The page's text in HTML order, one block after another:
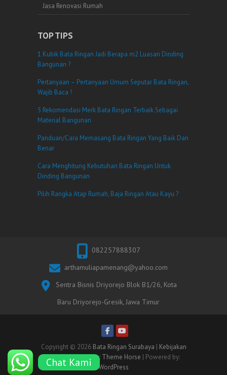
Jasa Renovasi Rumah
TOP TIPS
1 Kubik Bata Ringan Jadi Berapa m2 Luasan Dinding
Bangunan ?
Pertanyaan – Pertanyaan Umum Seputar Bata Ringan,
Wajib Baca !
5 Rekomendasi Merk Bata Ringan Terbaik Sebagai
Material Bangunan
Panduan/Cara Memasang Bata Ringan Yang Baik Dan
Benar
Cara Menghitung Kebutuhan Bata Ringan Untuk
Dinding Bangunan
Pilih Rangka Atap Rumah, Baja Ringan Atau Kayu ?
082257888307
arthamuliapamenang@yahoo.com
Sentra Bisnis Driyorejo Blok B1/26, Kota
Baru Driyorejo-Gresik, Jawa Timur
Copyright © 2026 Bata Ringan Surabaya | Kebijakan
Privasi| Theme by: Theme Horse | Powered by:
WordPress
Chat Kami